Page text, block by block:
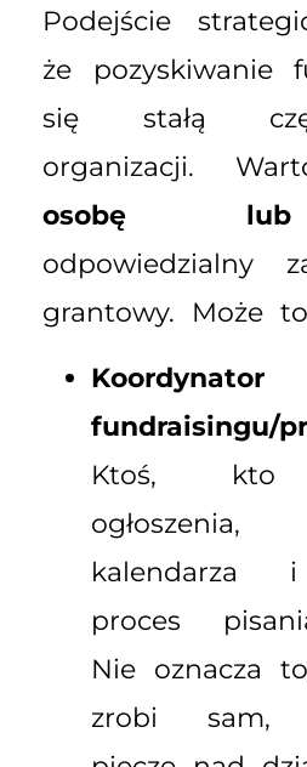
Podejście
że pozyskiwanie
się stałą
organizacji.
osobę lub
odpowiedzialny
grantowy. Może
fundraisingu/
Ktoś, kto
kalendarza
proces
Nie oznacza
zrobi sam,